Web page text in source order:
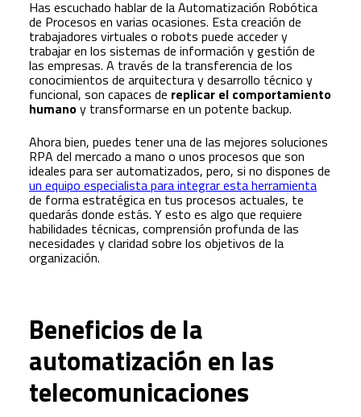
Has escuchado hablar de la Automatización Robótica
de Procesos en varias ocasiones. Esta creación de
trabajadores virtuales o robots puede acceder y
trabajar en los sistemas de información y gestión de
las empresas. A través de la transferencia de los
conocimientos de arquitectura y desarrollo técnico y
funcional, son capaces de replicar el comportamiento
humanoy transformarse en un potente backup.
Ahora bien, puedes tener una de las mejores soluciones
RPA del mercado a mano o unos procesos que son
ideales para ser automatizados, pero, si no dispones de
un equipo especialista para integrar esta herramienta
de forma estratégica en tus procesos actuales, te
quedarás donde estás. Y esto es algo que requiere
habilidades técnicas, comprensión profunda de las
necesidades y claridad sobre los objetivos de la
organización.
Beneficios de la
automatización en las
telecomunicaciones